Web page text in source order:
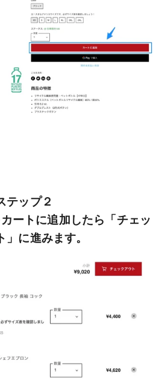
テップ２
ートに追加したら「チェッ
」に進みます。